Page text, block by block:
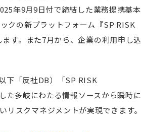
年9月9日付で締結した業務提携基本
クの新プラットフォーム『SP RISK
す。また7月から、企業の利用申し込
下「反社DB）「SP RISK
た多岐にわたる情報ソースから瞬時に
スクマネジメントが実現できます。